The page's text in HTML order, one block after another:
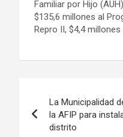
Familiar por Hijo
$135,6 millones al
Repro II, $4,4
de
La Municipalidad
la AFIP para
distrito